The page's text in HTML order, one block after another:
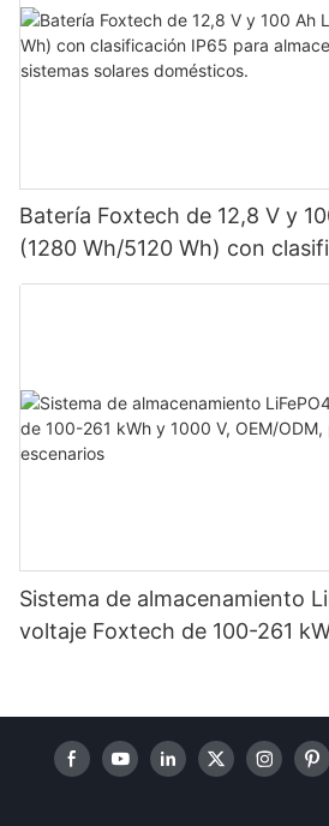
Batería Foxtech de 12,8 V y
(1280 Wh/5120 Wh) con
almacenamiento de energía
Sistema de almacenamiento
voltaje Foxtech de 100-261